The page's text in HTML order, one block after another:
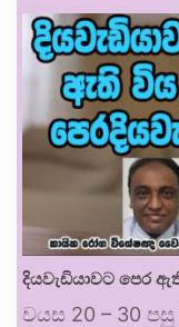
දියවැඩියාවට පෙර
වයස 20 – 30